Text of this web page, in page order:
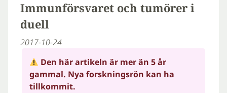
Immunförsvaret och tumörer i
duell
2017-10-24
Den här artikeln är mer än 5 år
gammal. Nya forskningsrön kan ha
tillkommit.